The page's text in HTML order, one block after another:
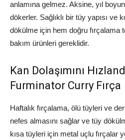
anlamına gelmez. Aksine, yıl
dökerler. Sağlıklı bir tüy yapısı ve
dökülme için hem doğru fırçalama
bakım ürünleri gereklidir.
Kan Dolaşımını
Furminator Curry Fırça
Haftalık fırçalama, ölü tüyleri ve
nefes almasını sağlar ve tüy
kısa tüyleri için metal uçlu fırçalar